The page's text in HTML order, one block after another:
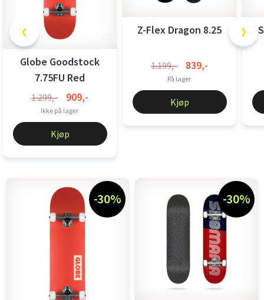
Globe Goodstock
7.75FU Red
1.299,- 909,-
Ikke på lager
Kjøp
Z-Flex Dragon 8.25
1.199,- 839,-
På lager
Kjøp
‹ ›
-30% -30%